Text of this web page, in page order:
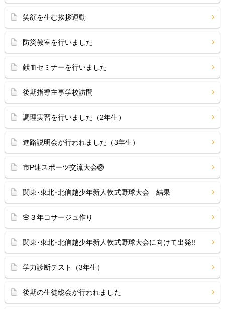
笑顔を生む挨拶運動
防災教室を行いました
献血セミナーを行いました
後期指導主事学校訪問
調理実習を行いました（2年生）
進路説明会が行われました（3年生）
市P連スポーツ交流大会🏐
関東･東北･北信越少年新人軟式野球大会 結果
🌸３年コサージュ作り
関東･東北･北信越少年新人軟式野球大会に向けて出発!!
学力診断テスト（3年生）
後期の生徒総会が行われました